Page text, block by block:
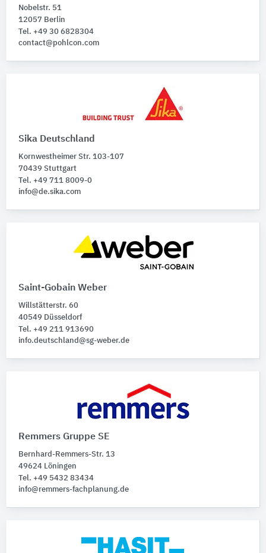
Nobelstr. 51
12057 Berlin
Tel. +49 30 6828304
contact@pohlcon.com
Sika Deutschland
Kornwestheimer Str. 103-107
70439 Stuttgart
Tel. +49 711 8009-0
info@de.sika.com
Saint-Gobain Weber
Willstätterstr. 60
40549 Düsseldorf
Tel. +49 211 913690
info.deutschland@sg-weber.de
Remmers Gruppe SE
Bernhard-Remmers-Str. 13
49624 Löningen
Tel. +49 5432 83434
info@remmers-fachplanung.de